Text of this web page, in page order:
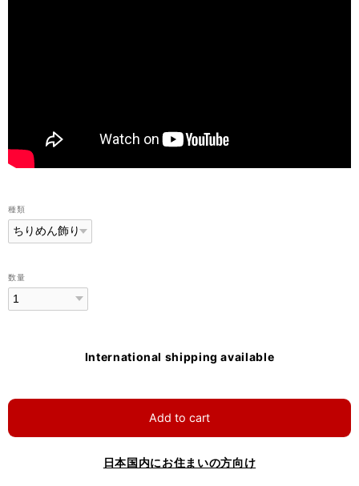
種類
数量
International shipping available
Add to cart
日本国内にお住まいの方向け